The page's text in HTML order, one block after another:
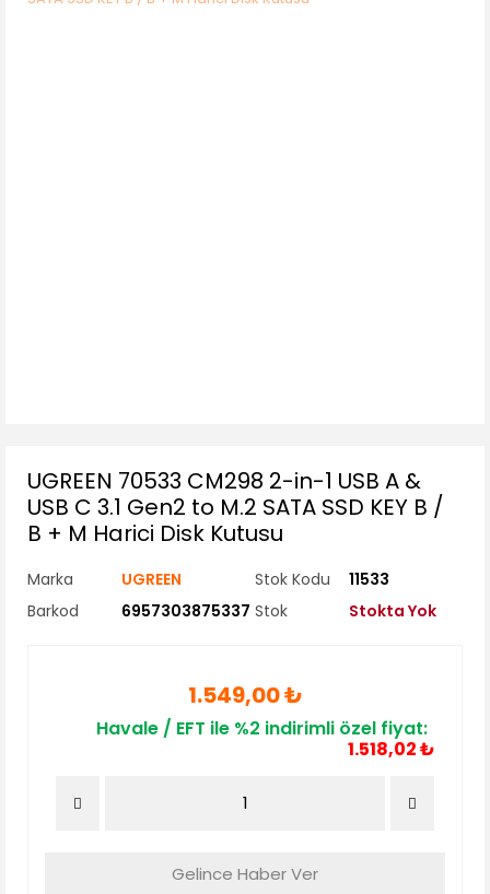
UGREEN 70533 CM298 2-in-1 USB A &
USB C 3.1 Gen2 to M.2 SATA SSD KEY B /
B + M Harici Disk Kutusu
Marka UGREEN Stok Kodu
11533
Barkod
6957303875337 Stok Stokta Yok
1.549,00 ₺
Havale / EFT ile %2 indirimli özel fiyat:
1.518,02 ₺
Gelince Haber Ver